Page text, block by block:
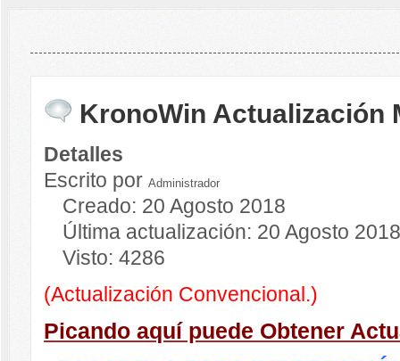
KronoWin Actualización
Detalles
Escrito porAdministrador
Creado: 20 Agosto 2018
Última actualización: 20 Agosto
Visto: 4286
(Actualización Convencional.)
Picando aquí puede Obtener